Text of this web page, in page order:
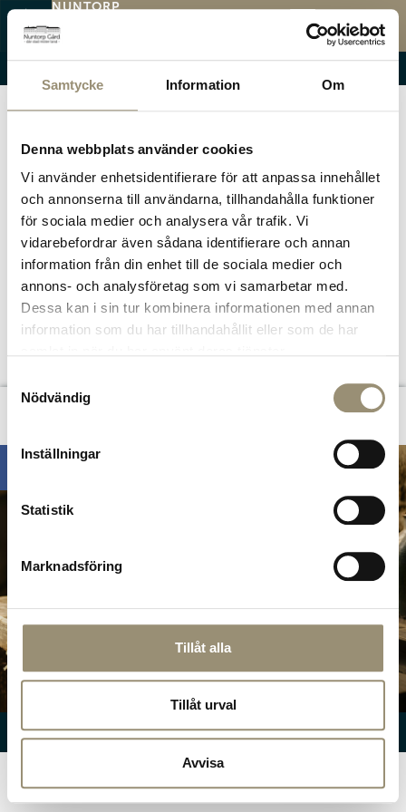
Samtycke Information Om
Denna webbplats använder cookies
Vi använder enhetsidentifierare för att anpassa innehållet
och annonserna till användarna, tillhandahålla funktioner
för sociala medier och analysera vår trafik. Vi
vidarebefordrar även sådana identifierare och annan
information från din enhet till de sociala medier och
annons- och analysföretag som vi samarbetar med.
Dessa kan i sin tur kombinera informationen med annan
information som du har tillhandahållit eller som de har
Nödvändig
Inställningar
Statistik
Marknadsföring
Tillåt alla
Tillåt urval
Avvisa
NUNTORP
KATEGORI:
LUNCHMENY
Hitta hit!
© Nuntorp Gård2026